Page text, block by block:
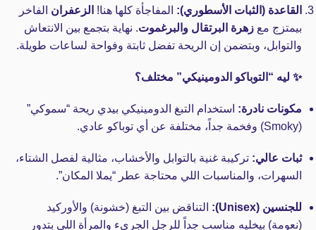
القاعدة (الثبات الأسطوري): المفاجأة كلها هنا! الزعفران الفاخر
بيمتزج مع زهرة البرتقال والبرغموت. نهاية بتجمع بين الانتعاش
والتوابل، وبتضمن إن الريحة تفضل ثابتة وفواحة لساعات طويلة.
✨ ليه “التوباكو الدومينيكي” مختلف؟
مكونات نادرة: استخدام التبغ الدومينيكي بيدي ريحة “سموكي”
(Smoky) وفخمة جداً، مختلفة عن أي توباكو عادي.
ثبات عالي: تركيبة غنية بالتوابل والأخشاب، مثالية لفصل الشتاء،
السهرات، والمناسبات اللي محتاجة عطر “يملا المكان”.
للجنسين (Unisex):
التناقض بين التبغ (خشونة) والأوركيد
(نعومة) بيخليه مناسب جداً للرجل الجريء والمرأة اللي بتدور